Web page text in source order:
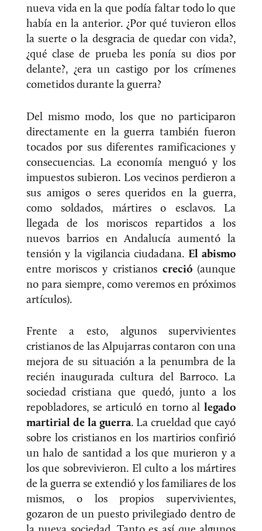
nueva vida en la que podía faltar todo lo que
había en la anterior. ¿Por qué tuvieron ellos
la suerte o la desgracia de quedar con vida?,
¿qué clase de prueba les ponía su dios por
delante?, ¿era un castigo por los crímenes
cometidos durante la guerra?
Del mismo modo, los que no participaron
directamente en la guerra también fueron
tocados por sus diferentes ramificaciones y
consecuencias. La economía menguó y los
impuestos subieron. Los vecinos perdieron a
sus amigos o seres queridos en la guerra,
como soldados, mártires o esclavos. La
llegada de los moriscos repartidos a los
nuevos barrios en Andalucía aumentó la
tensión y la vigilancia ciudadana. El abismo
entre moriscos y cristianos creció(aunque
no para siempre, como veremos en próximos
artículos).
Frente a esto, algunos supervivientes
cristianos de las Alpujarras contaron con una
mejora de su situación a la penumbra de la
recién inaugurada cultura del Barroco. La
sociedad cristiana que quedó, junto a los
repobladores, se articuló en torno allegado
martirial de la guerra. La crueldad que cayó
sobre los cristianos en los martirios confirió
un halo de santidad a los que murieron y a
los que sobrevivieron. El culto a los mártires
de la guerra se extendió y los familiares de los
mismos, o los propios supervivientes,
gozaron de un puesto privilegiado dentro de